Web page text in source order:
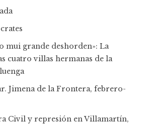
mui grande deshorden»: La
cuatro villas hermanas de la
Jimena de la Frontera, febrero-
Civil y represión en Villamartín,